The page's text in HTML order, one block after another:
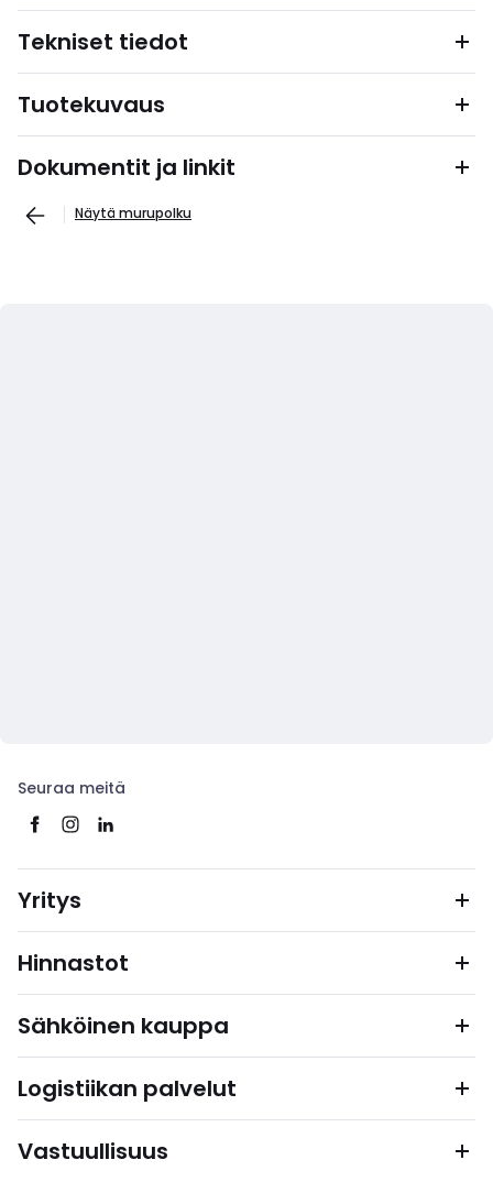
Tekniset tiedot
Tuotekuvaus
Dokumentit ja linkit
Näytä murupolku
Seuraa meitä
Yritys
Hinnastot
Sähköinen kauppa
Logistiikan palvelut
Vastuullisuus